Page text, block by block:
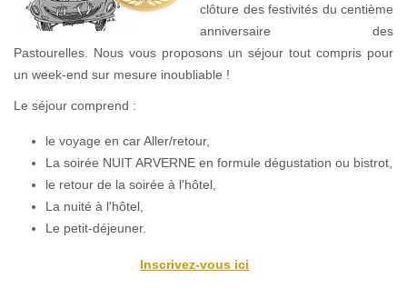
clôture des festivités du centième
anniversaire des
Pastourelles. Nous vous proposons un séjour tout compris pour
un week-end sur mesure inoubliable !
Le séjour comprend :
le voyage en car Aller/retour,
La soirée NUIT ARVERNE en formule dégustation ou bistrot,
le retour de la soirée à l'hôtel,
La nuité à l'hôtel,
Le petit-déjeuner.
Inscrivez-vous ici